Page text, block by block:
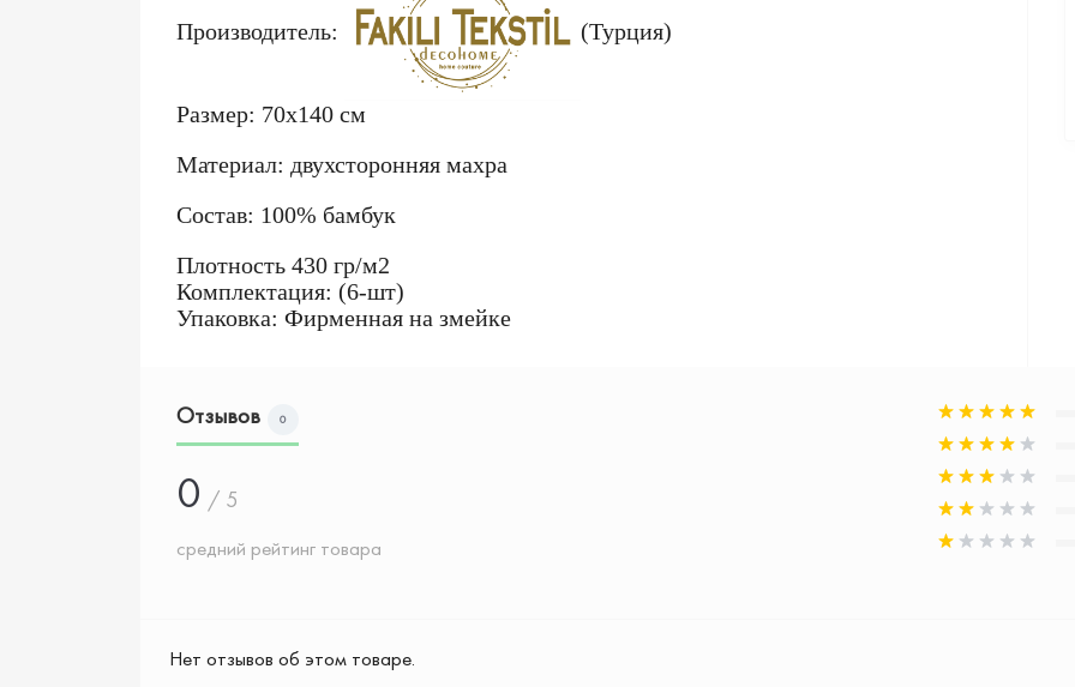
Производитель: (Турция)
Размер: 70x140 см
Материал: двухсторонняя махра
Состав: 100% бамбук
Плотность 430 гр/м2
Комплектация: (6-шт)
Упаковка: Фирменная на змейке
Отзывов 0
0 / 5
средний рейтинг товара
Нет отзывов об этом товаре.